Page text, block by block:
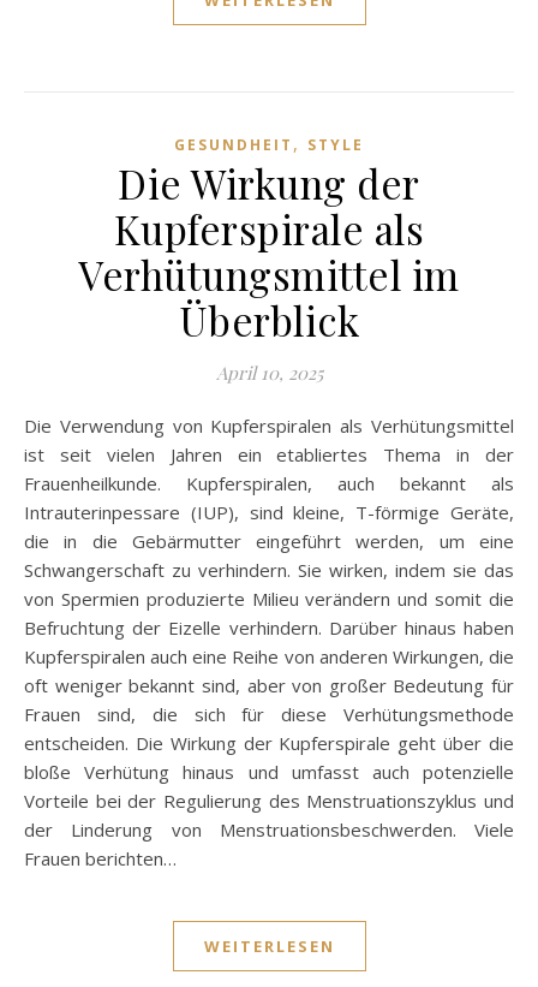
GESUNDHEIT , STYLE
Die Wirkung der
Kupferspirale als
Verhütungsmittel im
Überblick
April 10, 2025
Die Verwendung von Kupferspiralen als Verhütungsmittel
ist seit vielen Jahren ein etabliertes Thema in der
Frauenheilkunde. Kupferspiralen, auch bekannt als
Intrauterinpessare (IUP), sind kleine, T-förmige Geräte,
die in die Gebärmutter eingeführt werden, um eine
Schwangerschaft zu verhindern. Sie wirken, indem sie das
von Spermien produzierte Milieu verändern und somit die
Befruchtung der Eizelle verhindern. Darüber hinaus haben
Kupferspiralen auch eine Reihe von anderen Wirkungen, die
oft weniger bekannt sind, aber von großer Bedeutung für
Frauen sind, die sich für diese Verhütungsmethode
entscheiden. Die Wirkung der Kupferspirale geht über die
bloße Verhütung hinaus und umfasst auch potenzielle
Vorteile bei der Regulierung des Menstruationszyklus und
der Linderung von Menstruationsbeschwerden. Viele
Frauen berichten…
WEITERLESEN